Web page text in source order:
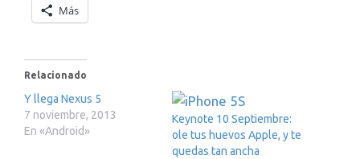
Más
Relacionado
Y llega Nexus 5
7 noviembre, 2013
En «Android»
Keynote 10 Septiembre:
ole tus huevos Apple, y te
quedas tan ancha